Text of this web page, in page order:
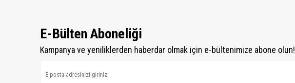
E-Bülten Aboneliği
Kampanya ve yeniliklerden haberdar olmak için e-bültenimize abone olun!